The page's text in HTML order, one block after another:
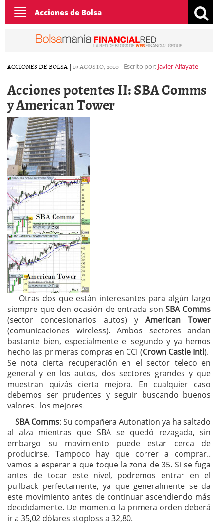
Toggle
navigation
Acciones de Bolsa
ACCIONES DE BOLSA | 19 AGOSTO, 2010- Escrito por: Javier Alfayate
Acciones potentes II: SBA Comms
y American Tower
Otras dos que están interesantes para algún largo
siempre que den ocasión de entrada sonSBA Comms
(sector concesionarios autos) y American Tower
(comunicaciones wireless). Ambos sectores andan
bastante bien, especialmente el segundo y ya hemos
hecho las primeras compras en CCI (Crown Castle Intl).
Se nota cierta recuperación en el sector teleco en
general y en los autos, dos sectores grandes y que
muestran quizás cierta mejora. En cualquier caso
debemos ser prudentes y seguir buscando buenos
valores.. los mejores.
SBA Comms: Su compañera Autonation ya ha saltado
al alza mientras que SBA se quedó rezagada, sin
embargo su movimiento puede estar cerca de
producirse. Tampoco hay que correr a comprar..
vamos a esperar a que toque la zona de 35. Si se fuga
antes de tocar este nivel, podremos entrar en el
pullback perfectamente, ya que generalmente se da
este movimiento antes de continuar ascendiendo más
decididamente. De momento la primera orden deberá
ir a 35,02 dólares stoploss a 32,80.